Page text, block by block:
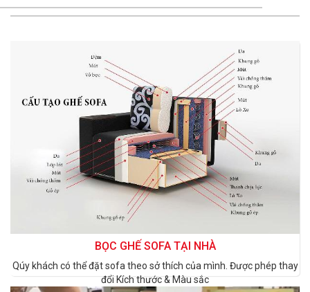
BỌC GHẾ SOFA TẠI NHÀ
Qúy khách có thể đặt sofa theo sở thích của mình. Được phép thay
đổi Kích thước & Màu sắc